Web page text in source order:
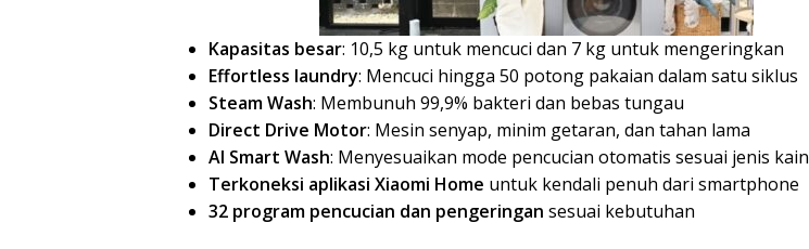
Kapasitas besar: 10,5 kg untuk mencuci dan 7 kg untuk mengeringkan
Effortless laundry: Mencuci hingga 50 potong pakaian dalam satu siklus
Steam Wash: Membunuh 99,9% bakteri dan bebas tungau
Direct Drive Motor: Mesin senyap, minim getaran, dan tahan lama
AI Smart Wash: Menyesuaikan mode pencucian otomatis sesuai jenis kain
Terkoneksi aplikasi Xiaomi Home untuk kendali penuh dari smartphone
32 program pencucian dan pengeringan sesuai kebutuhan